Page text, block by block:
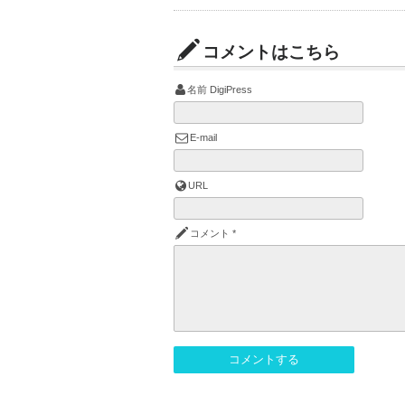
コメントはこちら
名前 DigiPress
E-mail
URL
コメント *